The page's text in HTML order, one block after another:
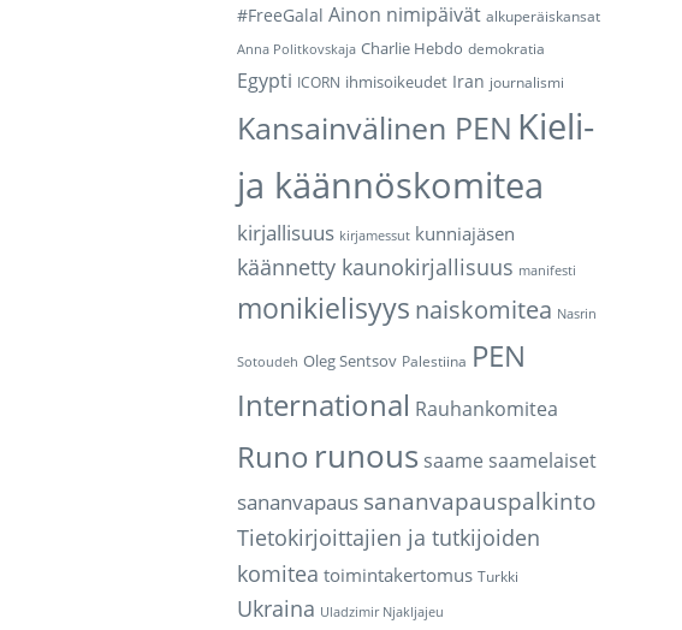
#FreeGalal Ainon nimipäivät alkuperäiskansat
Anna Politkovskaja Charlie Hebdo demokratia
Egypti ICORN ihmisoikeudet Iran journalismi
Kansainvälinen PEN Kieli-
ja käännöskomitea
kirjallisuus kirjamessut kunniajäsen
käännetty kaunokirjallisuus manifesti
monikielisyys naiskomitea Nasrin
Sotoudeh Oleg Sentsov Palestiina PEN
International Rauhankomitea
Runo runous saame saamelaiset
sananvapaus sananvapauspalkinto
Tietokirjoittajien ja tutkijoiden
komitea toimintakertomus Turkki
Ukraina Uladzimir Njakljajeu